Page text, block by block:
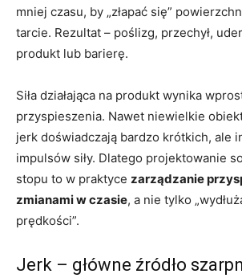
mniej czasu, by „złapać się”
tarcie. Rezultat – poślizg, przechył,
produkt lub barierę.
Siła działająca na produkt wynika
przyspieszenia. Nawet niewielkie
jerk doświadczają bardzo krótkich, ale
impulsów siły. Dlatego projektowanie
stopu to w praktyce zarządzanie
zmianami w czasie, a nie tylko
prędkości”.
Jerk – główne źródło